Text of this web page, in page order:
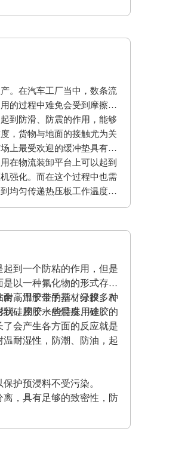
。在汽车工厂当中，数条流
的过程中难免会受到摩擦和
到防滑、防震的作用，能够
，货物与地面的接触尤为关
上最受欢迎的缓冲垫具有弹
在物流装卸平台上可以起到
强化。而在这个过程中也需
均匀传递热压板工作温度和
和基板更加密致的粘合，最
到一个防粘的作用，但是
以一种氟化物的形式存在
高温胶带的基材分很多种
硅胶胶水的温度、硅胶的
会产生各方面的反应就是
；用于金手指，绿胶，A
，用于一些特殊用途。
耐湿性，防潮、防油，起
护预浸料不受污染。
，具有足够的致密性，防